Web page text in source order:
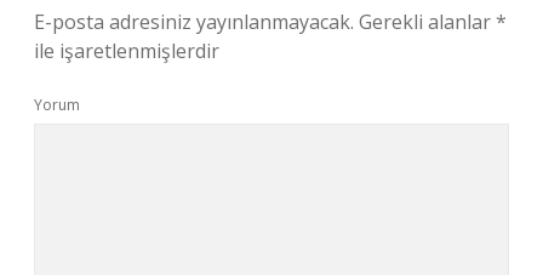
E-posta adresiniz yayınlanmayacak. Gerekli alanlar*
ile işaretlenmişlerdir
Yorum